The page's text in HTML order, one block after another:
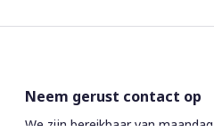
Neem gerust contact op
We zijn bereikbaar van